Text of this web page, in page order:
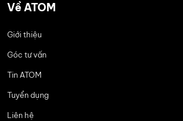
Về ATOM
Giới thiệu
Góc tư vấn
Tin ATOM
Tuyển dụng
Liên hệ